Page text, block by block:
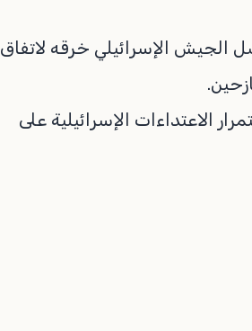
الجيش الإسرائيلي خرقه لاتفاق
الاعتداءات الإسرائيلية على